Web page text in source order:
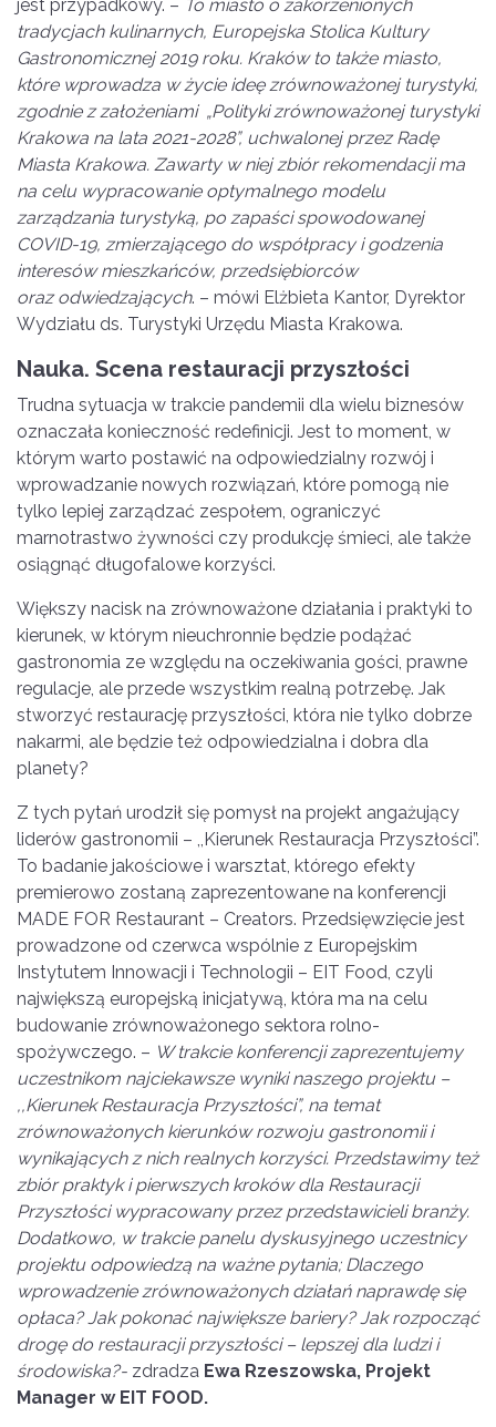
jest przypadkowy. – To miasto o zakorzenionych
tradycjach kulinarnych, Europejska Stolica Kultury
Gastronomicznej 2019 roku. Kraków to także miasto,
które wprowadza w życie ideę zrównoważonej turystyki,
zgodnie z założeniami „Polityki zrównoważonej turystyki
Krakowa na lata 2021-2028”, uchwalonej przez Radę
Miasta Krakowa. Zawarty w niej zbiór rekomendacji ma
na celu wypracowanie optymalnego modelu
zarządzania turystyką, po zapaści spowodowanej
COVID-19, zmierzającego do współpracy i godzenia
interesów mieszkańców, przedsiębiorców
oraz odwiedzających. – mówi Elżbieta Kantor, Dyrektor
Wydziału ds. Turystyki Urzędu Miasta Krakowa.
Nauka. Scena restauracji przyszłości
Trudna sytuacja w trakcie pandemii dla wielu biznesów
oznaczała konieczność redefinicji. Jest to moment, w
którym warto postawić na odpowiedzialny rozwój i
wprowadzanie nowych rozwiązań, które pomogą nie
tylko lepiej zarządzać zespołem, ograniczyć
marnotrastwo żywności czy produkcję śmieci, ale także
osiągnąć długofalowe korzyści.
Większy nacisk na zrównoważone działania i praktyki to
kierunek, w którym nieuchronnie będzie podążać
gastronomia ze względu na oczekiwania gości, prawne
regulacje, ale przede wszystkim realną potrzebę. Jak
stworzyć restaurację przyszłości, która nie tylko dobrze
nakarmi, ale będzie też odpowiedzialna i dobra dla
planety?
Z tych pytań urodził się pomysł na projekt angażujący
liderów gastronomii – ,,Kierunek Restauracja Przyszłości”.
To badanie jakościowe i warsztat, którego efekty
premierowo zostaną zaprezentowane na konferencji
MADE FOR Restaurant – Creators. Przedsięwzięcie jest
prowadzone od czerwca wspólnie z Europejskim
Instytutem Innowacji i Technologii – EIT Food, czyli
największą europejską inicjatywą, która ma na celu
budowanie zrównoważonego sektora rolno-
spożywczego. – W trakcie konferencji zaprezentujemy
uczestnikom najciekawsze wyniki naszego projektu –
,,Kierunek Restauracja Przyszłości”, na temat
zrównoważonych kierunków rozwoju gastronomii i
wynikających z nich realnych korzyści. Przedstawimy też
zbiór praktyk i pierwszych kroków dla Restauracji
Przyszłości wypracowany przez przedstawicieli branży.
Dodatkowo, w trakcie panelu dyskusyjnego uczestnicy
projektu odpowiedzą na ważne pytania; Dlaczego
wprowadzenie zrównoważonych działań naprawdę się
opłaca? Jak pokonać największe bariery? Jak rozpocząć
drogę do restauracji przyszłości – lepszej dla ludzi i
środowiska?- zdradza Ewa Rzeszowska, Projekt
Manager w EIT FOOD.